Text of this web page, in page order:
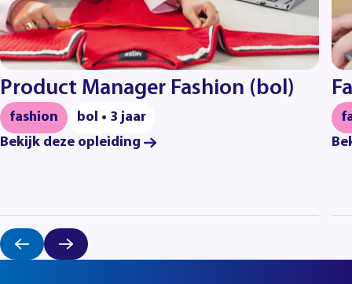
Product Manager Fashion (bol)
fashion
bol • 3 jaar
Bekijk deze opleiding